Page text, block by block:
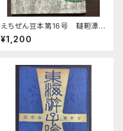
えちぜん豆本第16号 韃靼漂流
譚
¥1,200